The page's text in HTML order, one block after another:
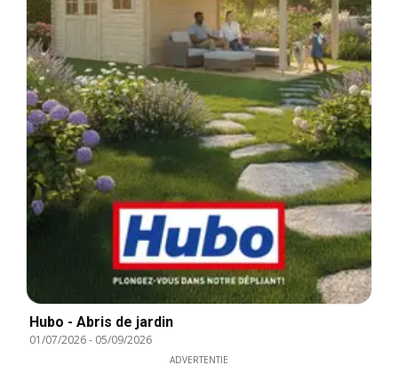
Hubo - Abris de jardin
01/07/2026- 05/09/2026
ADVERTENTIE